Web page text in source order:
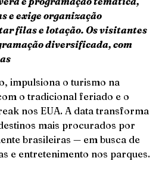
e exige organização
filas e lotação. Os visitantes
diversificada, com
impulsiona o turismo na
o tradicional feriado e o
nos EUA. A data transforma
mais procurados por
brasileiras — em busca de
e entretenimento nos parques.